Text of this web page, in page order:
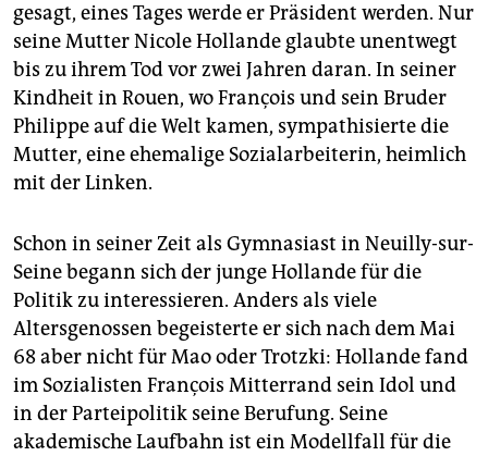
gesagt, eines Tages werde er Präsident werden. Nur
seine Mutter Nicole Hollande glaubte unentwegt
bis zu ihrem Tod vor zwei Jahren daran. In seiner
Kindheit in Rouen, wo François und sein Bruder
Philippe auf die Welt kamen, sympathisierte die
Mutter, eine ehemalige Sozialarbeiterin, heimlich
mit der Linken.
Schon in seiner Zeit als Gymnasiast in Neuilly-sur-
Seine begann sich der junge Hollande für die
Politik zu interessieren. Anders als viele
Altersgenossen begeisterte er sich nach dem Mai
68 aber nicht für Mao oder Trotzki: Hollande fand
im Sozialisten François Mitterrand sein Idol und
in der Parteipolitik seine Berufung. Seine
akademische Laufbahn ist ein Modellfall für die